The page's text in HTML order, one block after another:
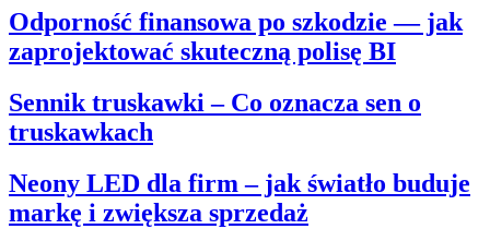
Odporność finansowa po szkodzie — jak
zaprojektować skuteczną polisę BI
Sennik truskawki – Co oznacza sen o
truskawkach
Neony LED dla firm – jak światło buduje
markę i zwiększa sprzedaż